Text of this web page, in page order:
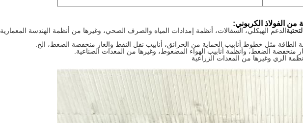
من الفولاذ الكربوني:
الدعم الهيكلي، السقالات، أنظمة إمدادات المياه والصرف الصحي، وغيرها من أنظمة الهندسة المعمارية
الطاقة مثل خطوط أنابيب الحماية من الحرائق، أنابيب نقل النفط والغاز منخفضة الضغط، الخ.
منخفضة الضغط، وأنظمة أنابيب الهواء المضغوط، وغيرها من المعدات الصناعية.
الري وغيرها من المعدات الزراعية